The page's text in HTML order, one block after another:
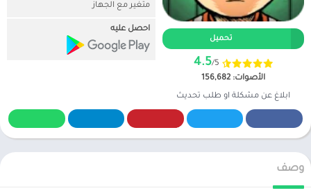
تحميل
4.5/5
الأصوات: 156,682
ابلاغ عن مشكلة او طلب تحديث
متغير مع الجهاز
احصل عليه
وصف